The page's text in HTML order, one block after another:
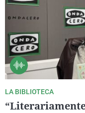
LA BIBLIOTECA